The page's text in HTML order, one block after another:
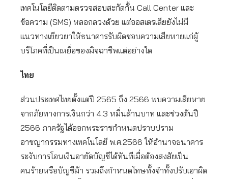
เทคโนโลยีติดตามตรวจสอบสะกัดกั้น Call Center และ
ข้อความ (SMS) หลอกลวงด้วย แต่ออสเตรเลียยังไม่มี
แนวทางเยียวยาให้ธนาคารรับผิดชอบความเสียหายแก่ผู้
บริโภคที่เป็นเหยื่อของมิจฉาชีพแต่อย่างใด
ไทย
ส่วนประเทศไทยตั้งแต่ปี 2565 ถึง 2566 พบความเสียหาย
จากภัยทางการเงินกว่า 4.3 หมื่นล้านบาท และช่วงต้นปี
2566 ภาครัฐได้ออกพระราชกำหนดปราบปราม
อาชญากรรมทางเทคโนโลยี พ.ศ.2566 ให้อำนาจธนาคาร
ระงับการโอนเงินอายัดบัญชีได้ทันทีเมื่อต้องสงสัยเป็น
คนร้ายหรือบัญชีม้า รวมถึงกำหนดโทษทั้งจำทั้งปรับเอาผิด